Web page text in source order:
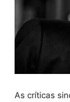
As críticas